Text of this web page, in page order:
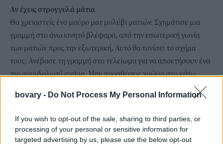
bovary - Do Not Process My Personal Information
If you wish to opt-out of the sale, sharing to third parties, or
processing of your personal or sensitive information for
targeted advertising by us, please use the below opt-out
Αν έχεις στρογγυλά μάτια
Θα χρειαστείς ένα μαύρο ματ μολύβι ματιών. Σχημάτισε μια
γραμμή στο άνω κινητό βλέφαρο, από την εσωτερική γωνία
των ματιών προς την εξωτερική. Αυτό θα τονίσει το σχήμα
τους. Ανέβασε τη γραμμή στο τελείωμα για να αποκτήσουν ένα
πιο αμυγδαλωτό σχήμα. Μην προσθέσεις χρώμα στο κάτω
βλέφαρο και συγκεκριμένα στην ίσαλο γραμμή γιατί τα μάτια
σου θα δείχνουν ακόμα πιο στρογγυλά. Σβήσε τη γραμμή που
δημιουργήσεις το σμόκι λουκ. Πέρασε τις βλεφαρίδες του άνω
βλεφάρου με δύο στρώσεις μάσκαρα και βάλε μια μόνο